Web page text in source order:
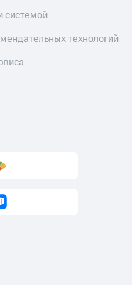
системой
технологий